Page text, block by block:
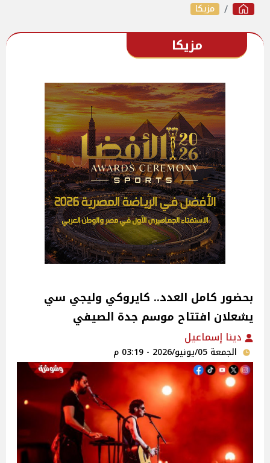
مزيكا
مزيكا
بحضور كامل العدد.. كايروكي وليجي سي
يشعلان افتتاح موسم جدة الصيفي
دينا إسماعيل
الجمعة 05/يونيو/2026 - 03:19 م